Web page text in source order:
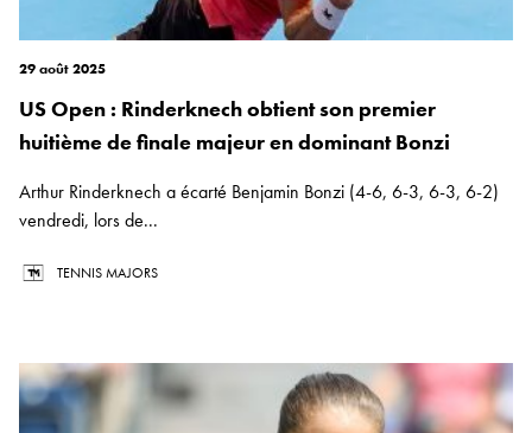
29 août 2025
US Open : Rinderknech obtient son premier
huitième de finale majeur en dominant Bonzi
Arthur Rinderknech a écarté Benjamin Bonzi (4-6, 6-3, 6-3, 6-2)
vendredi, lors de...
TENNIS MAJORS